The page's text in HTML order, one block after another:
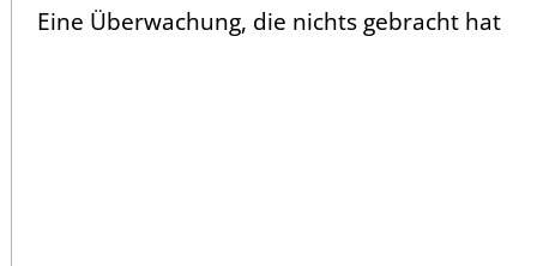
Eine Überwachung, die nichts gebracht hat